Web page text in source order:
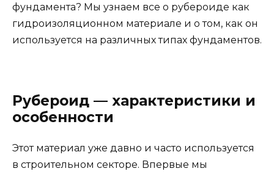
фундамента? Мы узнаем все о рубероиде как
гидроизоляционном материале и о том, как он
используется на различных типах фундаментов.
Рубероид — характеристики и
особенности
Этот материал уже давно и часто используется
в строительном секторе. Впервые мы